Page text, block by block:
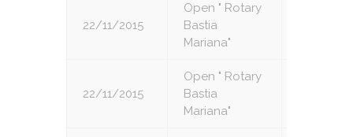
22/11/2015
Open " Rotary
Bastia
Mariana"
22/11/2015
Open " Rotary
Bastia
Mariana"